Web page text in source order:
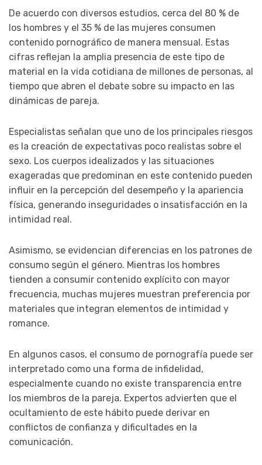
De acuerdo con diversos estudios, cerca del 80 % de
los hombres y el 35 % de las mujeres consumen
contenido pornográfico de manera mensual. Estas
cifras reflejan la amplia presencia de este tipo de
material en la vida cotidiana de millones de personas, al
tiempo que abren el debate sobre su impacto en las
dinámicas de pareja.
Especialistas señalan que uno de los principales riesgos
es la creación de expectativas poco realistas sobre el
sexo. Los cuerpos idealizados y las situaciones
exageradas que predominan en este contenido pueden
influir en la percepción del desempeño y la apariencia
física, generando inseguridades o insatisfacción en la
intimidad real.
Asimismo, se evidencian diferencias en los patrones de
consumo según el género. Mientras los hombres
tienden a consumir contenido explícito con mayor
frecuencia, muchas mujeres muestran preferencia por
materiales que integran elementos de intimidad y
romance.
En algunos casos, el consumo de pornografía puede ser
interpretado como una forma de infidelidad,
especialmente cuando no existe transparencia entre
los miembros de la pareja. Expertos advierten que el
ocultamiento de este hábito puede derivar en
conflictos de confianza y dificultades en la
comunicación.